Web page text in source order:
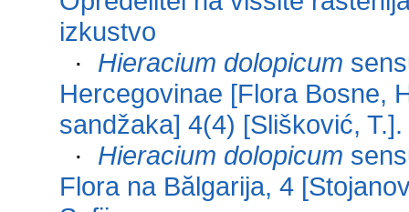
izkustvo
· Hieracium dolopicum
Hercegovinae [Flora Bosne,
sandžaka] 4(4) [Slišković,
· Hieracium dolopicum
Flora na Bălgarija, 4